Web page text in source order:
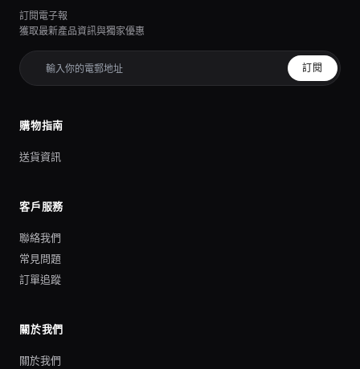
訂閱電子報
獲取最新產品資訊與獨家優惠
訂閱
購物指南
送貨資訊
客戶服務
聯絡我們
常見問題
訂單追蹤
關於我們
關於我們